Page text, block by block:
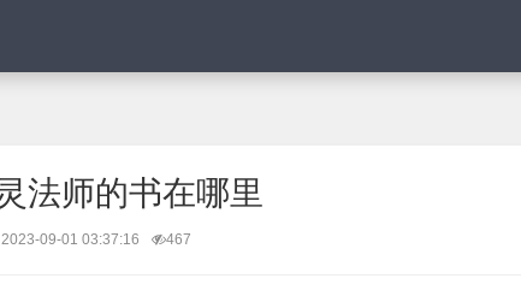
法师的书在哪里
09-01 03:37:16 467